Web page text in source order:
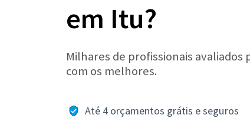
em Itu?
Milhares de profissionais
com os melhores.
Até 4 orçamentos grátis e seguros